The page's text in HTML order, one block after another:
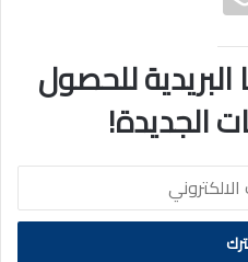
للحصول
الجديدة!